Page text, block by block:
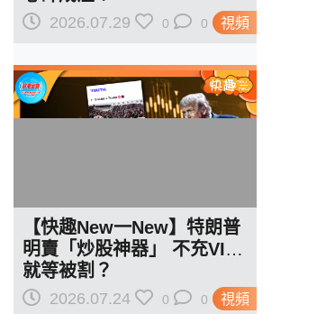
視頻
2026.07.29 0 0
視頻
【快趣New一New】特朗普
明賣「炒股神器」 不充VIP
就等被割？
2026.07.24 0 0